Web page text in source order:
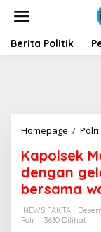
t
Berita Politik
Homepage / Polri
l
Kapolsek
dengan
bersama
INEWS FAKTA
Polri
3630 Dilihat